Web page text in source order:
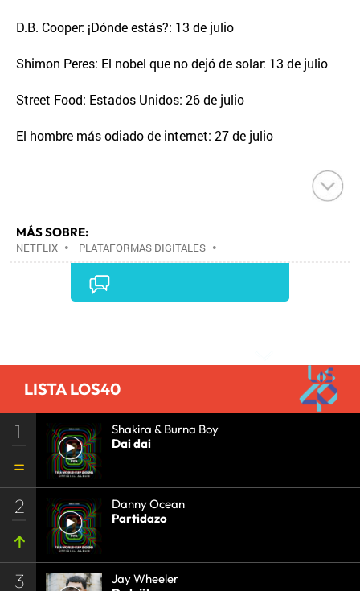
D.B. Cooper: ¡Dónde estás?: 13 de julio
Shimon Peres: El nobel que no dejó de solar: 13 de julio
Street Food: Estados Unidos: 26 de julio
El hombre más odiado de internet: 27 de julio
MÁS SOBRE:
NETFLIX • PLATAFORMAS DIGITALES •
TELEVISIÓN IP•TELEVISIÓN•INTERNET•
•ECONOMÍA
MEDIOS COMUNICACIÓN•COMUNICACIONES•
LISTA LOS40
1
Shakira & Burna Boy
Dai dai
2
Danny Ocean
Partidazo
3
Jay Wheeler